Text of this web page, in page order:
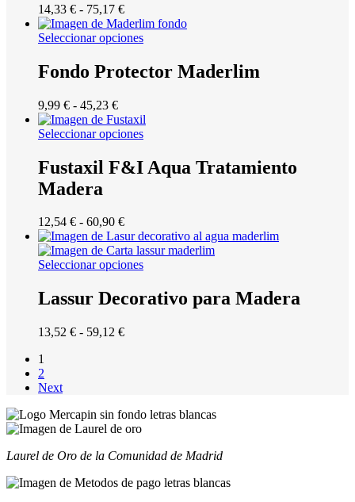
14,33 € - 75,17 €Rango
de
precios:
14,33 €
hasta
Seleccionar opciones
Fondo Protector Maderlim
9,99 € - 45,23 €Rango
de
precios:
9,99 €
hasta
Seleccionar opciones
Fustaxil F&I Aqua Tratamiento
Madera
12,54 € - 60,90 €Rango
de
precios:
desde
hasta
60,90 €
Seleccionar opciones
Lassur Decorativo para Madera
13,52 € - 59,12 €Rango
59,12 €
1
2
Next
Laurel de Oro de la Comunidad de Madrid